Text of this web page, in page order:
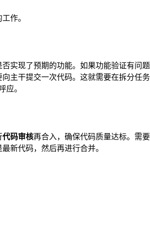
作。
实现了预期的功能。如果功能验证有问
主干提交一次代码。这就需要在拆分任
应。
代码审核再合入，确保代码质量达标。需
新代码，然后再进行合并。